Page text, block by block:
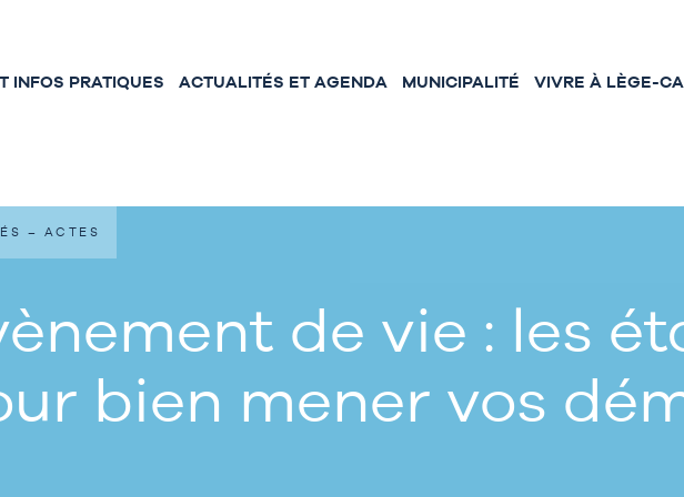
INFOS PRATIQUES ACTUALITÉS ET AGENDA MUNICIPALITÉ VIVRE À LÈGE-
de vie : les
bien mener vos
– ACTES